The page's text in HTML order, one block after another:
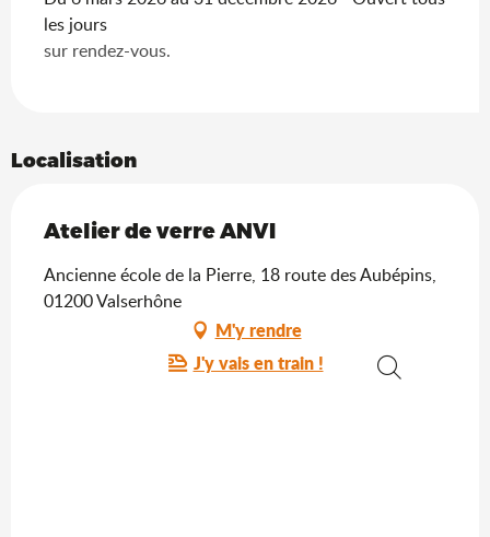
les jours
sur rendez-vous.
Localisation
Atelier de verre ANVI
Ancienne école de la Pierre, 18 route des Aubépins,
01200 Valserhône
M'y rendre
J'y vais en train !